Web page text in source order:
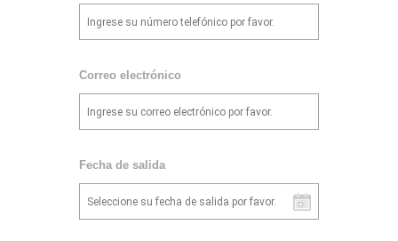
Correo electrónico
Fecha de salida